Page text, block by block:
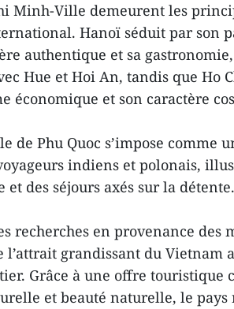
Minh-Ville demeurent les
Hanoï séduit par son
authentique et sa
Hue et Hoi An, tandis que Ho
économique et son caractère
de Phu Quoc s’impose comme
indiens et polonais,
des séjours axés sur la détente.
recherches en provenance des
grandissant du Vietnam
Grâce à une offre touristique
et beauté naturelle, le pays